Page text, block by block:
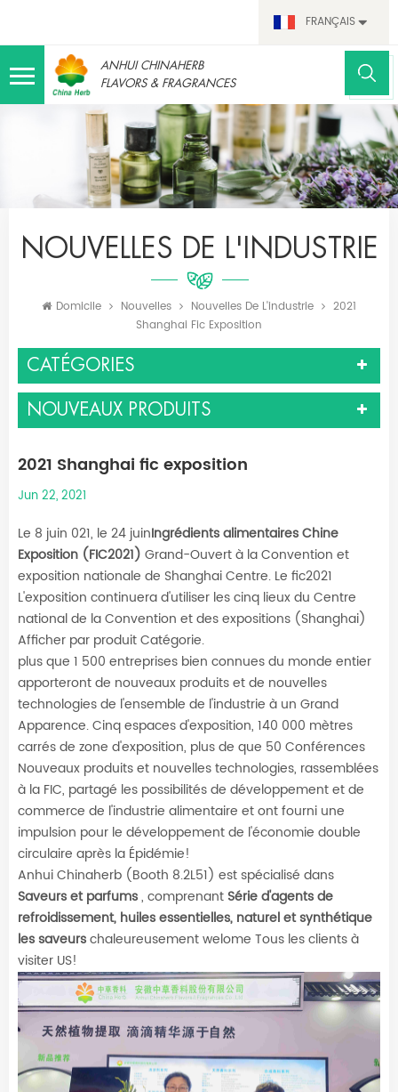
FRANÇAIS
ANHUI CHINAHERB
FLAVORS & FRAGRANCES
NOUVELLES DE L'INDUSTRIE
Domicile Nouvelles Nouvelles De L'industrie
2021
Shanghai Fic Exposition
CATÉGORIES
NOUVEAUX PRODUITS
2021 Shanghai fic exposition
Jun 22, 2021
Le 8 juin 021, le 24 juinIngrédients alimentaires Chine
Exposition (FIC2021) Grand-Ouvert à la Convention et
exposition nationale de Shanghai Centre. Le fic2021
L'exposition continuera d'utiliser les cinq lieux du Centre
national de la Convention et des expositions (Shanghai)
Afficher par produit Catégorie.
plus que 1 500 entreprises bien connues du monde entier
apporteront de nouveaux produits et de nouvelles
technologies de l'ensemble de l'industrie à un Grand
Apparence. Cinq espaces d'exposition, 140 000 mètres
carrés de zone d'exposition, plus de que 50 Conférences
Nouveaux produits et nouvelles technologies, rassemblées
à la FIC, partagé les possibilités de développement et de
commerce de l'industrie alimentaire et ont fourni une
impulsion pour le développement de l'économie double
circulaire après la Épidémie!
Anhui Chinaherb (Booth 8.2L51) est spécialisé dans
Saveurs et parfums, comprenant Série d'agents de
refroidissement, huiles essentielles, naturel et synthétique
les saveurschaleureusement welome Tous les clients à
visiter US!